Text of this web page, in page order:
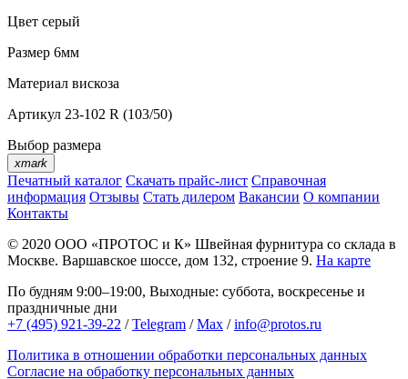
Цвет серый
Размер 6мм
Материал вискоза
Артикул 23-102 R (103/50)
Выбор размера
xmark
Печатный каталог Скачать прайс-лист Справочная
информация Отзывы Стать дилером Вакансии О компании
Контакты
© 2020 ООО «ПРОТОС и К» Швейная фурнитура со склада в
Москве. Варшавское шоссе, дом 132, строение 9. На карте
По будням 9:00–19:00, Выходные: суббота, воскресенье и
праздничные дни
+7 (495) 921-39-22 /Telegram /Max /info@protos.ru
Политика в отношении обработки персональных данных
Согласие на обработку персональных данных